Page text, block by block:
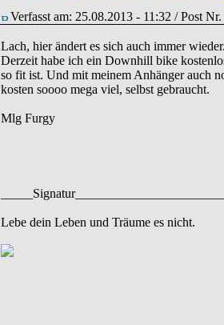
Verfasst am: 25.08.2013 - 11:32 / Post
Lach, hier ändert es sich auch immer
Derzeit habe ich ein Downhill bike
so fit ist. Und mit meinem Anhänger auch
kosten soooo mega viel, selbst gebraucht.
Mlg Furgy
Lebe dein Leben und Träume es nicht.